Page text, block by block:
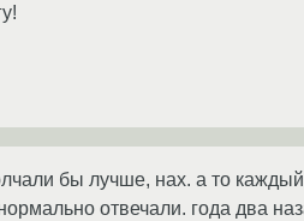
бы лучше, нах. а то
отвечали. года два